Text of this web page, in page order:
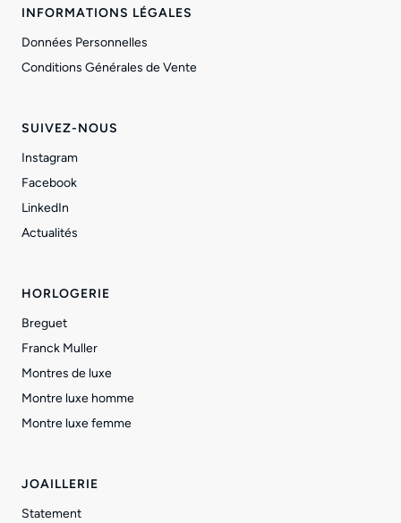
INFORMATIONS LÉGALES
Données Personnelles
Conditions Générales de Vente
SUIVEZ-NOUS
Instagram
Facebook
LinkedIn
Actualités
HORLOGERIE
Breguet
Franck Muller
Montres de luxe
Montre luxe homme
Montre luxe femme
JOAILLERIE
Statement